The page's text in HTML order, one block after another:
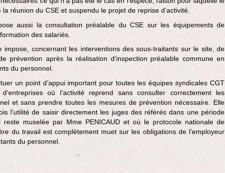
réunion du CSE et suspendu le projet de reprise d’activité.
aussi la consultation préalable du CSE sur les équipements de
des salariés.
impose, concernant les interventions des sous-traitants sur le site, de
prévention après la réalisation d’inspection préalable commune en
du personnel.
un point d’appui important pour toutes les équipes syndicales CGT
où l’activité reprend sans consulter correctement les
et sans prendre toutes les mesures de prévention nécessaire. Elle
l’utilité de saisir directement les juges des référés dans une période
reste muselée par Mme PENICAUD et où le protocole nationale de
du travail est complètement muet sur les obligations de l’employeur
du personnel.